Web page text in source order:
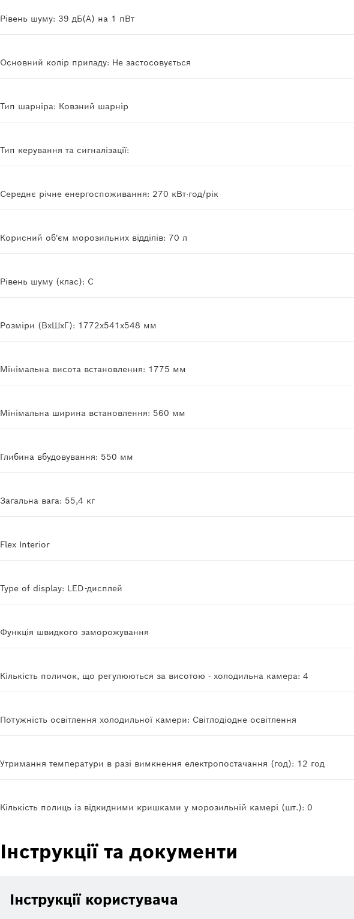
Рівень шуму: 39 дБ(A) на 1 пВт
Основний колір приладу: Не застосовується
Тип шарніра: Ковзний шарнір
Тип керування та сигналізації:
Середнє річне енергоспоживання: 270 кВт·год/рік
Корисний об'єм морозильних відділів: 70 л
Рівень шуму (клас): C
Розміри (ВхШхГ): 1772x541x548 мм
Мінімальна висота встановлення: 1775 мм
Мінімальна ширина встановлення: 560 мм
Глибина вбудовування: 550 мм
Загальна вага: 55,4 кг
Flex Interior
Type of display: LED-дисплей
Функція швидкого заморожування
Кількість поличок, що регулюються за висотою - холодильна камера: 4
Потужність освітлення холодильної камери: Світлодіодне освітлення
Утримання температури в разі вимкнення електропостачання (год): 12 год
Кількість полиць із відкидними кришками у морозильній камері (шт.): 0
Інструкції та документи
Інструкції користувача